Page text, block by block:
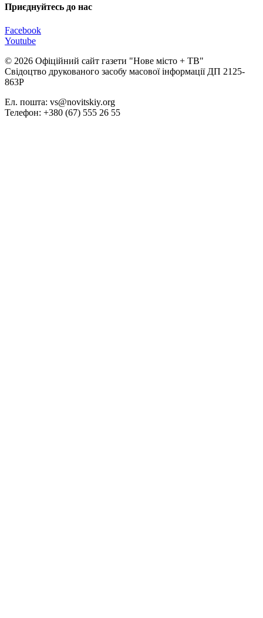
Приєднуйтесь до нас
Facebook
Youtube
© 2026 Офіційний сайт газети "Нове мiсто + ТВ"
Свідоцтво друкованого засобу масової інформації ДП 2125-
863Р
Ел. пошта: vs@novitskiy.org
Телефон: +380 (67) 555 26 55